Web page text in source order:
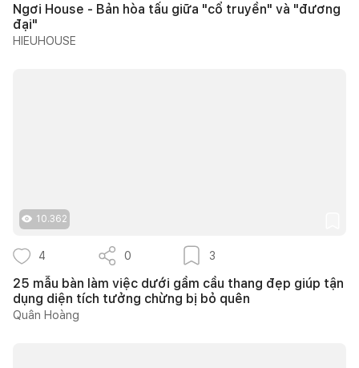
Ngơi House - Bản hòa tấu giữa "cổ truyền" và "đương
đại"
HIEUHOUSE
10.362
4 0 3
25 mẫu bàn làm việc dưới gầm cầu thang đẹp giúp tận
dụng diện tích tưởng chừng bị bỏ quên
Quân Hoàng